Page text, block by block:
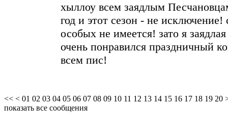
хыллоу всем заядлым
год и этот сезон - не
особых не имеется! зато я
очень понравился праздничный
всем пис!
<< < 01 02 03 04 05 06 07 08 09 10 11 12 13 14 15 16 17 18 19 20
показать все сообщения